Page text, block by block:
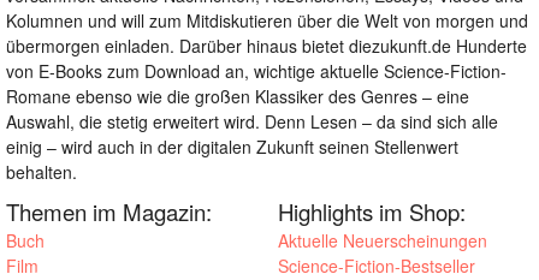
Kolumnen und will zum Mitdiskutieren über die Welt von morgen und
übermorgen einladen. Darüber hinaus bietet diezukunft.de Hunderte
von E-Books zum Download an, wichtige aktuelle Science-Fiction-
Romane ebenso wie die großen Klassiker des Genres – eine
Auswahl, die stetig erweitert wird. Denn Lesen – da sind sich alle
einig – wird auch in der digitalen Zukunft seinen Stellenwert
behalten.
Themen im Magazin:
Buch
Film
Highlights im Shop:
Aktuelle Neuerscheinungen
Science-Fiction-Bestseller